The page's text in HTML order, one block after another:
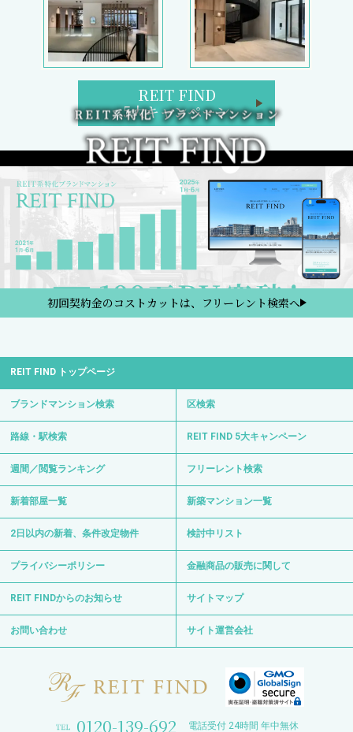
REIT FIND
5大キャンペーン
初回契約金のコストカットは、フリーレント検索へ
ブランドマンション検索 区検索
路線・駅検索 REIT FIND 5大キャンペーン
週間／閲覧ランキング フリーレント検索
新着部屋一覧 新築マンション一覧
2日以内の新着、条件改定物件 検討中リスト
プライバシーポリシー 金融商品の販売に関して
REIT FINDからのお知らせ サイトマップ
お問い合わせ サイト運営会社
0120-139-692 電話受付 24時間 年中無休
〒103-0012 東京都中央区日本橋堀留町1-8-11
日比谷線・浅草線「人形町駅」徒歩3分